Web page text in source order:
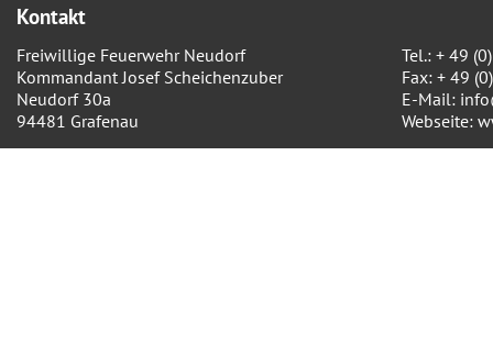
Kontakt
Freiwillige Feuerwehr Neudorf
Kommandant Josef Scheichenzuber
Neudorf 30a
94481 Grafenau
Tel.: + 49
Fax: + 49
E-Mail:
Webseite: